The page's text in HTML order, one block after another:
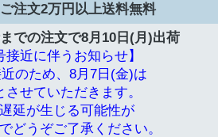
注文2万円以上送料無料
での注文で8月10日(月)出荷
接近に伴うお知らせ】
のため、8月7日(金)は
せていただきます。
延が生じる可能性が
どうぞご了承ください。